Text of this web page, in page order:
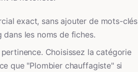
exact, sans ajouter de mots-clés
les noms de fiches.
Choisissez la catégorie
que "Plombier chauffagiste" si